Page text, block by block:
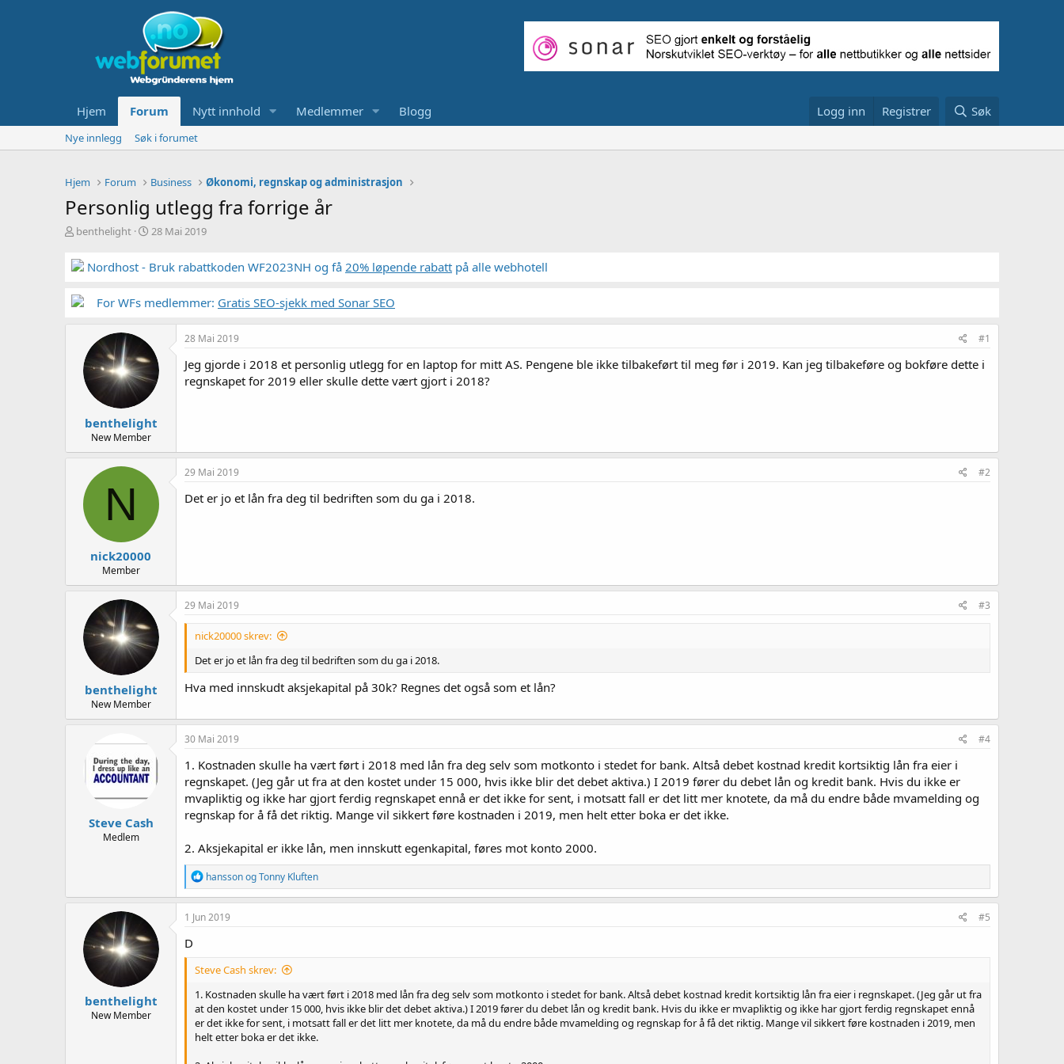
Hjem Forum Nytt innhold Medlemmer Blogg Logg inn Registrer Søk
Nye innlegg Søk i forumet
Hjem Forum Business Økonomi, regnskap og administrasjon
Personlig utlegg fra forrige år
T
å
d
t
benthelight
S
r
d
o
28 Mai 2019
Nordhost - Bruk rabattkoden WF2023NH og få 20% løpende rabatt på alle webhotell
For WFs medlemmer: Gratis SEO-sjekk med Sonar SEO
benthelight
New Member
28 Mai 2019 #1
Jeg gjorde i 2018 et personlig utlegg for en laptop for mitt AS. Pengene ble ikke tilbakeført til meg før i 2019. Kan jeg tilbakeføre og bokføre dette i
regnskapet for 2019 eller skulle dette vært gjort i 2018?
N
nick20000
Member
29 Mai 2019 #2
Det er jo et lån fra deg til bedriften som du ga i 2018.
benthelight
New Member
29 Mai 2019 #3
nick20000 skrev:
Det er jo et lån fra deg til bedriften som du ga i 2018.
Hva med innskudt aksjekapital på 30k? Regnes det også som et lån?
Steve Cash
Medlem
30 Mai 2019 #4
1. Kostnaden skulle ha vært ført i 2018 med lån fra deg selv som motkonto i stedet for bank. Altså debet kostnad kredit kortsiktig lån fra eier i
regnskapet. (Jeg går ut fra at den kostet under 15 000, hvis ikke blir det debet aktiva.) I 2019 fører du debet lån og kredit bank. Hvis du ikke er
mvapliktig og ikke har gjort ferdig regnskapet ennå er det ikke for sent, i motsatt fall er det litt mer knotete, da må du endre både mvamelding og
regnskap for å få det riktig. Mange vil sikkert føre kostnaden i 2019, men helt etter boka er det ikke.
2. Aksjekapital er ikke lån, men innskutt egenkapital, føres mot konto 2000.
R
e
a
k
e
r
:
hanssonogTonny Kluften
benthelight
New Member
1 Jun 2019 #5
D
Steve Cash skrev:
1. Kostnaden skulle ha vært ført i 2018 med lån fra deg selv som motkonto i stedet for bank. Altså debet kostnad kredit kortsiktig lån fra eier i regnskapet. (Jeg går ut fra
at den kostet under 15 000, hvis ikke blir det debet aktiva.) I 2019 fører du debet lån og kredit bank. Hvis du ikke er mvapliktig og ikke har gjort ferdig regnskapet ennå
er det ikke for sent, i motsatt fall er det litt mer knotete, da må du endre både mvamelding og regnskap for å få det riktig. Mange vil sikkert føre kostnaden i 2019, men
helt etter boka er det ikke.